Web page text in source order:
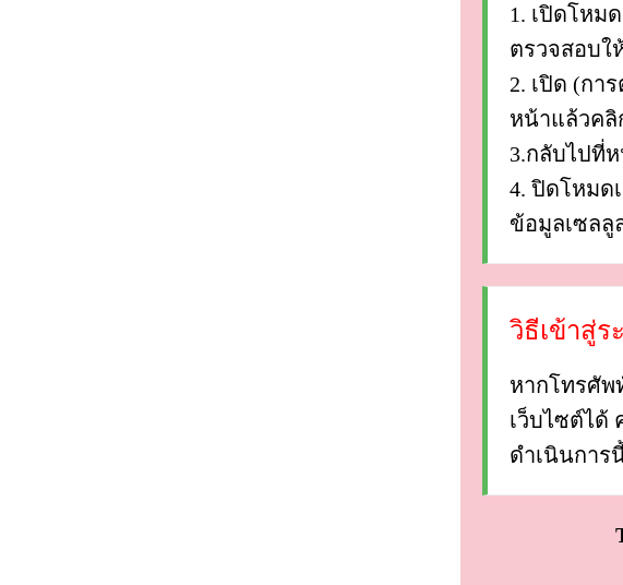
1. เปิดโหม
ตรวจสอบใ
2. เปิด (กา
หน้าแล้วคลิ
3.กลับไปที่
4. ปิดโหมด
ข้อมูลเซลลู
วิธีเข้าสู่
หากโทรศัพ
เว็บไซต์ได้
ดำเนินการ